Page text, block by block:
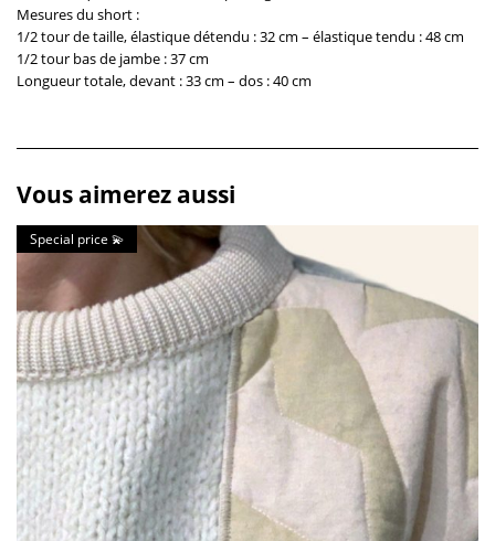
Mesures du short :
1/2 tour de taille, élastique détendu : 32 cm – élastique tendu : 48 cm
1/2 tour bas de jambe : 37 cm
Longueur totale, devant : 33 cm – dos : 40 cm
Vous aimerez aussi
Special price 💫